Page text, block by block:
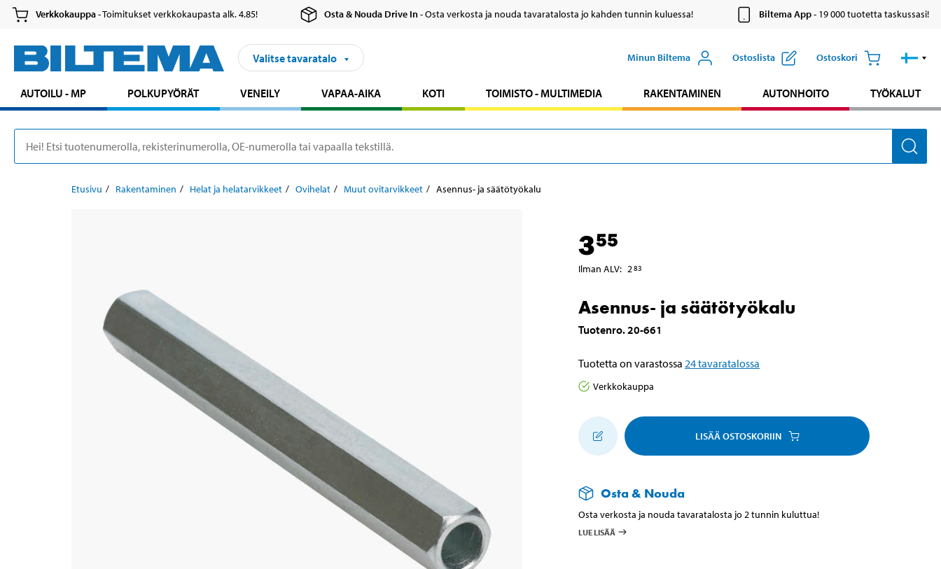
Verkkokauppa- Toimitukset verkkokaupasta alk. 4.85! Osta & Nouda Drive In- Osta verkosta ja nouda tavaratalosta jo kahden tunnin kuluessa! Biltema App- 19 000 tuotetta taskussasi!
Valitse tavaratalo Minun Biltema Ostoslista Ostoskori
AUTOILU - MP POLKUPYÖRÄT VENEILY VAPAA-AIKA KOTI TOIMISTO - MULTIMEDIA RAKENTAMINEN AUTONHOITO TYÖKALUT
Etusivu Rakentaminen Helat ja helatarvikkeet Ovihelat Muut ovitarvikkeet Asennus- ja säätötyökalu
355
Ilman ALV: 283
Asennus- ja säätötyökalu
Tuotenro.20-661
Tuotetta on varastossa 24tavaratalossa
Verkkokauppa
LISÄÄ OSTOSKORIIN
Osta & Nouda
Osta verkosta ja nouda tavaratalosta jo 2 tunnin kuluttua!
LUE LISÄÄ